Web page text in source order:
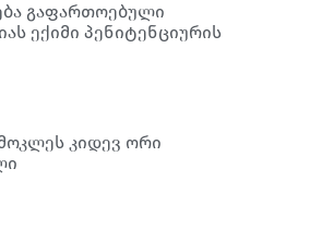
გაფართოებული
ექიმი პენიტენციურის
კიდევ ორი